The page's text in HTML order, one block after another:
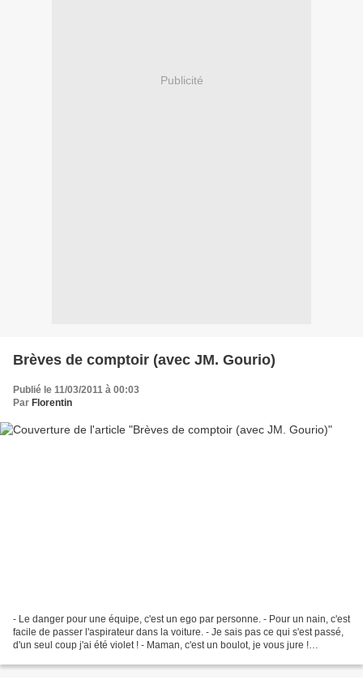
Publicité
Brèves de comptoir (avec JM. Gourio)
Publié le 11/03/2011 à 00:03
Par Florentin
- Le danger pour une équipe, c'est un ego par personne. - Pour un nain, c'est
facile de passer l'aspirateur dans la voiture. - Je sais pas ce qui s'est passé,
d'un seul coup j'ai été violet ! - Maman, c'est un boulot, je vous jure !